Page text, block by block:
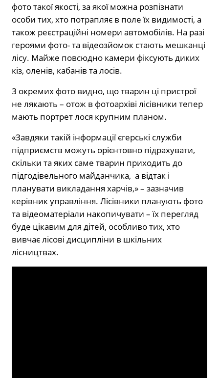
фото такої якості, за якої можна розпізнати
особи тих, хто потрапляє в поле їх видимості, а
також реєстраційні номери автомобілів. На разі
героями фото- та відеозйомок стають мешканці
лісу. Майже повсюдно камери фіксують диких
кіз, оленів, кабанів та лосів.
З окремих фото видно, що тварин ці пристрої
не лякають – отож в фотоархіві лісівники тепер
мають портрет лося крупним планом.
«Завдяки такій інформації єгерські служби
підприємств можуть орієнтовно підрахувати,
скільки та яких саме тварин приходить до
підгодівельного майданчика, а відтак і
планувати викладання харчів,» – зазначив
керівник управління. Лісівники планують фото
та відеоматеріали накопичувати – їх перегляд
буде цікавим для дітей, особливо тих, хто
вивчає лісові дисципліни в шкільних
лісництвах.